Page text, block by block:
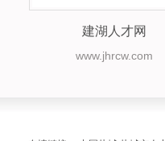
建湖人才网
www.jhrcw.com